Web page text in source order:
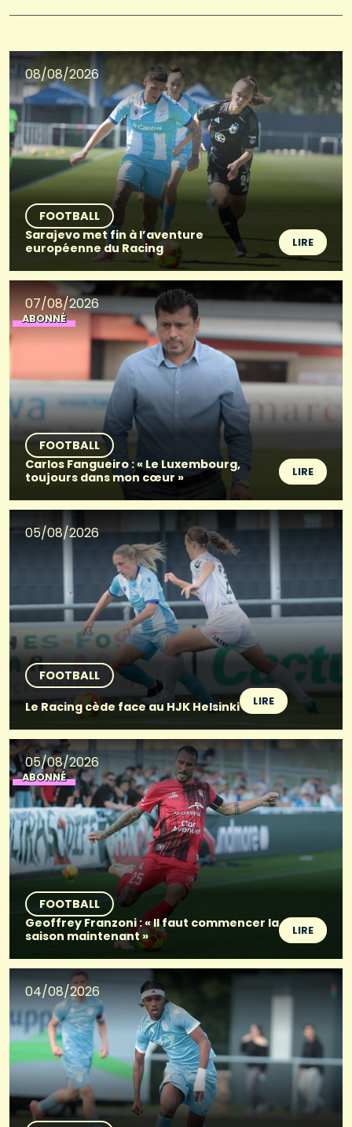
08/08/2026
FOOTBALL
Sarajevo met fin à l’aventure
européenne du Racing
LIRE
07/08/2026
ABONNÉ
FOOTBALL
Carlos Fangueiro : « Le Luxembourg,
toujours dans mon cœur »
LIRE
05/08/2026
FOOTBALL
Le Racing cède face au HJK Helsinki
LIRE
05/08/2026
ABONNÉ
FOOTBALL
Geoffrey Franzoni : « Il faut commencer la
saison maintenant »
LIRE
04/08/2026